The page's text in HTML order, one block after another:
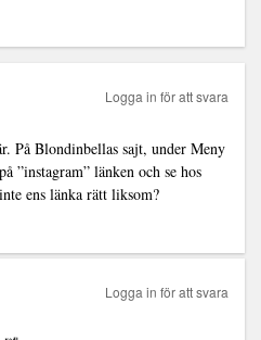
På Blondinbellas sajt, under Meny
”instagram” länken och se hos
ens länka rätt liksom?
Logga in för att svara
Logga in för att svara